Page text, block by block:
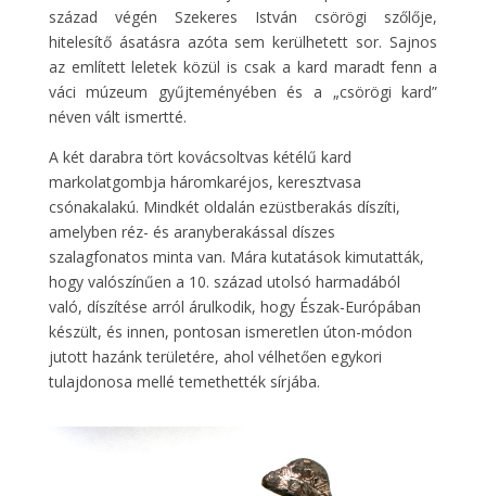
század végén Szekeres István csörögi szőlője,
hitelesítő ásatásra azóta sem kerülhetett sor. Sajnos
az említett leletek közül is csak a kard maradt fenn a
váci múzeum gyűjteményében és a „csörögi kard”
néven vált ismertté.
A két darabra tört kovácsoltvas kétélű kard
markolatgombja háromkaréjos, keresztvasa
csónakalakú. Mindkét oldalán ezüstberakás díszíti,
amelyben réz- és aranyberakással díszes
szalagfonatos minta van. Mára kutatások kimutatták,
hogy valószínűen a 10. század utolsó harmadából
való, díszítése arról árulkodik, hogy Észak-Európában
készült, és innen, pontosan ismeretlen úton-módon
jutott hazánk területére, ahol vélhetően egykori
tulajdonosa mellé temethették sírjába.